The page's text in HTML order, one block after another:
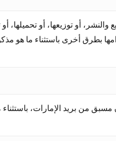
أو توزيعها، أو تحميلها، أو
بطرق أخرى باستثناء ما
مسبق من بريد الإمارات،